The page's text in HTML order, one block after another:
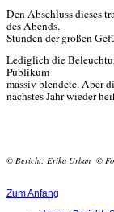
Den Abschluss dieses
des Abends.
Stunden der großen
Lediglich die
Publikum
massiv blendete.Aber
nächstes Jahr wieder
© Bericht: Erika Urban ©
Zum Anfang